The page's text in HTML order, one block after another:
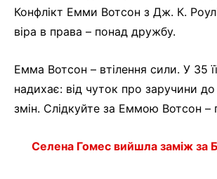
Конфлікт Емми Вотсон з Дж. К.
віра в права – понад дружбу.
Емма Вотсон – втілення сили. У 35
надихає: від чуток про заручини до
змін. Слідкуйте за Еммою Вотсон –
Селена Гомес вийшла заміж за